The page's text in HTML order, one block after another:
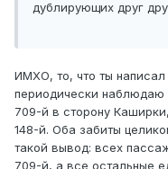
дублирующих друг
ИМХО, то, что ты
периодически наблюдаю
709-й в сторону
148-й. Оба забиты
такой вывод: всех
709-й, а все остальные